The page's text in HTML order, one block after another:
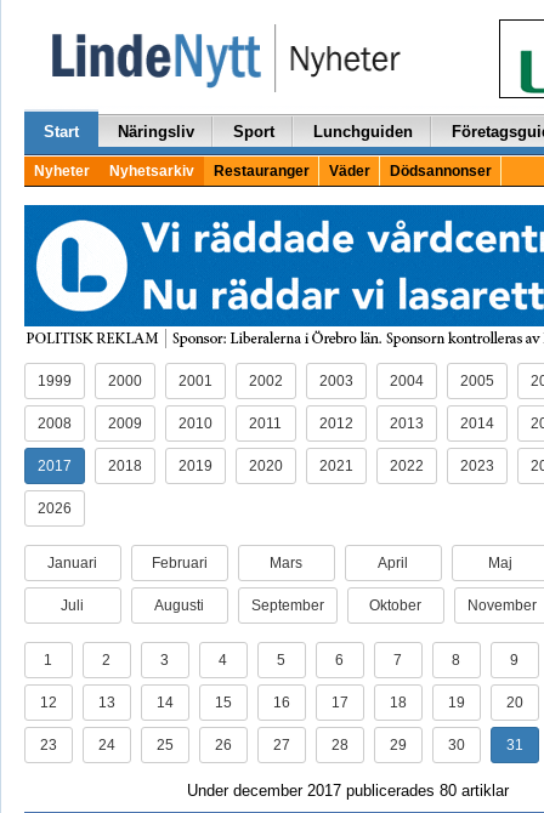
Start Näringsliv Sport Lunchguiden
Nyheter Nyhetsarkiv Restauranger Väder Dödsannonser
1999 2000 2001 2002 2003 2004 2005
2008 2009 2010 2011 2012 2013 2014
2017 2018 2019 2020 2021 2022 2023
2026
Januari Februari Mars April Maj
Juli Augusti September Oktober November
1 2 3 4 5 6 7 8 9
12 13 14 15 16 17 18 19 20
23 24 25 26 27 28 29 30 31
Under december 2017 publicerades 80 artiklar